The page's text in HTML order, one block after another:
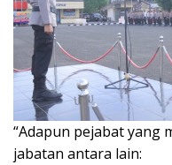
“Adapun pejabat yang
jabatan antara lain: